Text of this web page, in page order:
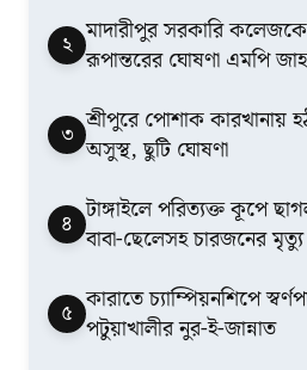
২ মাদারীপুর সরকারি কলেজকে
রূপান্তরের ঘোষণা এমপি
৩ শ্রীপুরে পোশাক কারখানায়
অসুস্থ, ছুটি ঘোষণা
৪ টাঙ্গাইলে পরিত্যক্ত কূপে
বাবা-ছেলেসহ চারজনের মৃত্যু
৫ কারাতে চ্যাম্পিয়নশিপে
পটুয়াখালীর নুর-ই-জান্নাত